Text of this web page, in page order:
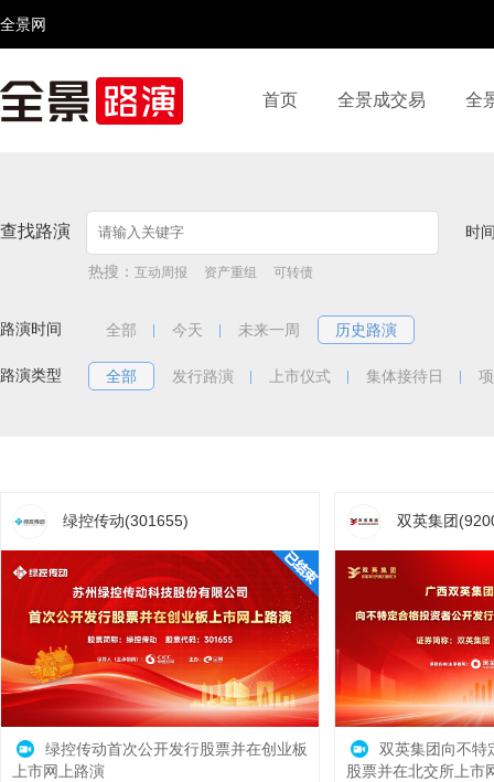
全景网
首页 全景成交易 全
查找路演 时
热搜： 互动周报 资产重组 可转债
路演时间 全部 今天 未来一周 历史路演
路演类型 全部 发行路演 上市仪式 集体接待日
绿控传动(301655)
绿控传动首次公开发行股票并在创业板
上市网上路演
双英集团
双英集团向不特
股票并在北交所上市